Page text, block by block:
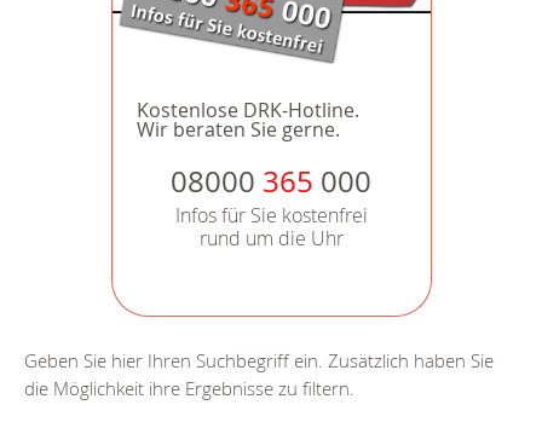
Kostenlose DRK-Hotline.
Wir beraten Sie gerne.
08000 365 000
Infos für Sie kostenfrei
rund um die Uhr
Geben Sie hier Ihren Suchbegriff ein. Zusätzlich haben Sie
die Möglichkeit ihre Ergebnisse zu filtern.